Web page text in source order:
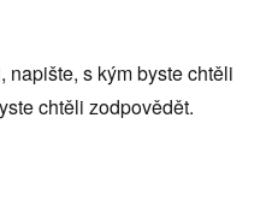
s kým byste chtěli
chtěli zodpovědět.